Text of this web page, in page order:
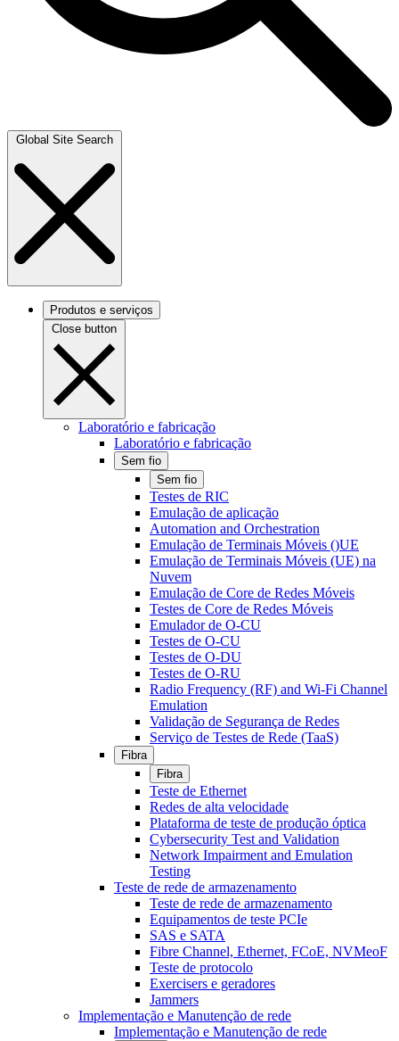
Global Site Search
Produtos e serviços
Close button
Laboratório e fabricação
Laboratório e fabricação
Sem fio
Sem fio
Testes de RIC
Emulação de aplicação
Automation and Orchestration
Emulação de Terminais Móveis ()UE
Emulação de Terminais Móveis (UE) na
Nuvem
Emulação de Core de Redes Móveis
Testes de Core de Redes Móveis
Emulador de O-CU
Testes de O-CU
Testes de O-DU
Testes de O-RU
Radio Frequency (RF) and Wi-Fi Channel
Emulation
Validação de Segurança de Redes
Serviço de Testes de Rede (TaaS)
Fibra
Fibra
Teste de Ethernet
Redes de alta velocidade
Plataforma de teste de produção óptica
Cybersecurity Test and Validation
Network Impairment and Emulation
Testing
Teste de rede de armazenamento
Teste de rede de armazenamento
Equipamentos de teste PCIe
SAS e SATA
Fibre Channel, Ethernet, FCoE, NVMeoF
Teste de protocolo
Exercisers e geradores
Jammers
Implementação e Manutenção de rede
Implementação e Manutenção de rede